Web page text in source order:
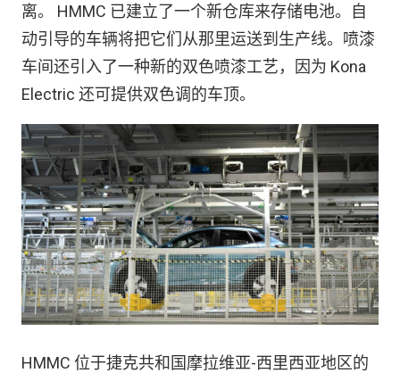
离。 HMMC 已建立了一个新仓库来存储电池。自
动引导的车辆将把它们从那里运送到生产线。喷漆
车间还引入了一种新的双色喷漆工艺，因为 Kona
Electric 还可提供双色调的车顶。
HMMC 位于捷克共和国摩拉维亚-西里西亚地区的